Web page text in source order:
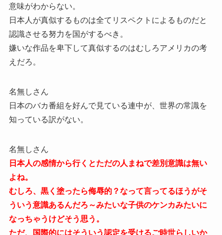
意味がわからない。
日本人が真似するものは全てリスペクトによるものだと
認識させる努力を国がするべき。
嫌いな作品を卑下して真似するのはむしろアメリカの考
えだろ。
名無しさん
日本のバカ番組を好んで見ている連中が、世界の常識を
知っている訳がない。
名無しさん
日本人の感情から行くとただの人まねで差別意識は無い
よね。
むしろ、黒く塗ったら侮辱的？なって言ってるほうがそ
ういう意識あるんだろ～みたいな子供のケンカみたいに
なっちゃうけどそう思う。
ただ、国際的にはそういう認定を受けるご時世らしいか